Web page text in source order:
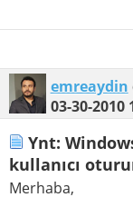
emreaydin
03-30-2010
Ynt:
kullanıcı
Merhaba,